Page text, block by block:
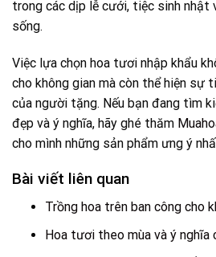
trong các dịp lễ cưới, tiệc sinh nhật
sống.
Việc lựa chọn hoa tươi nhập khẩu
cho không gian mà còn thể hiện sự
của người tặng. Nếu bạn đang tìm
đẹp và ý nghĩa, hãy ghé thăm
cho mình những sản phẩm ưng ý
Bài viết liên quan
Trồng hoa trên ban công cho
Hoa tươi theo mùa và ý nghĩa